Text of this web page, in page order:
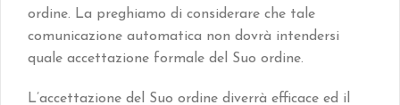
ordine. La preghiamo di considerare che tale
comunicazione automatica non dovrà intendersi
quale accettazione formale del Suo ordine.
L’accettazione del Suo ordine diverrà efficace ed il